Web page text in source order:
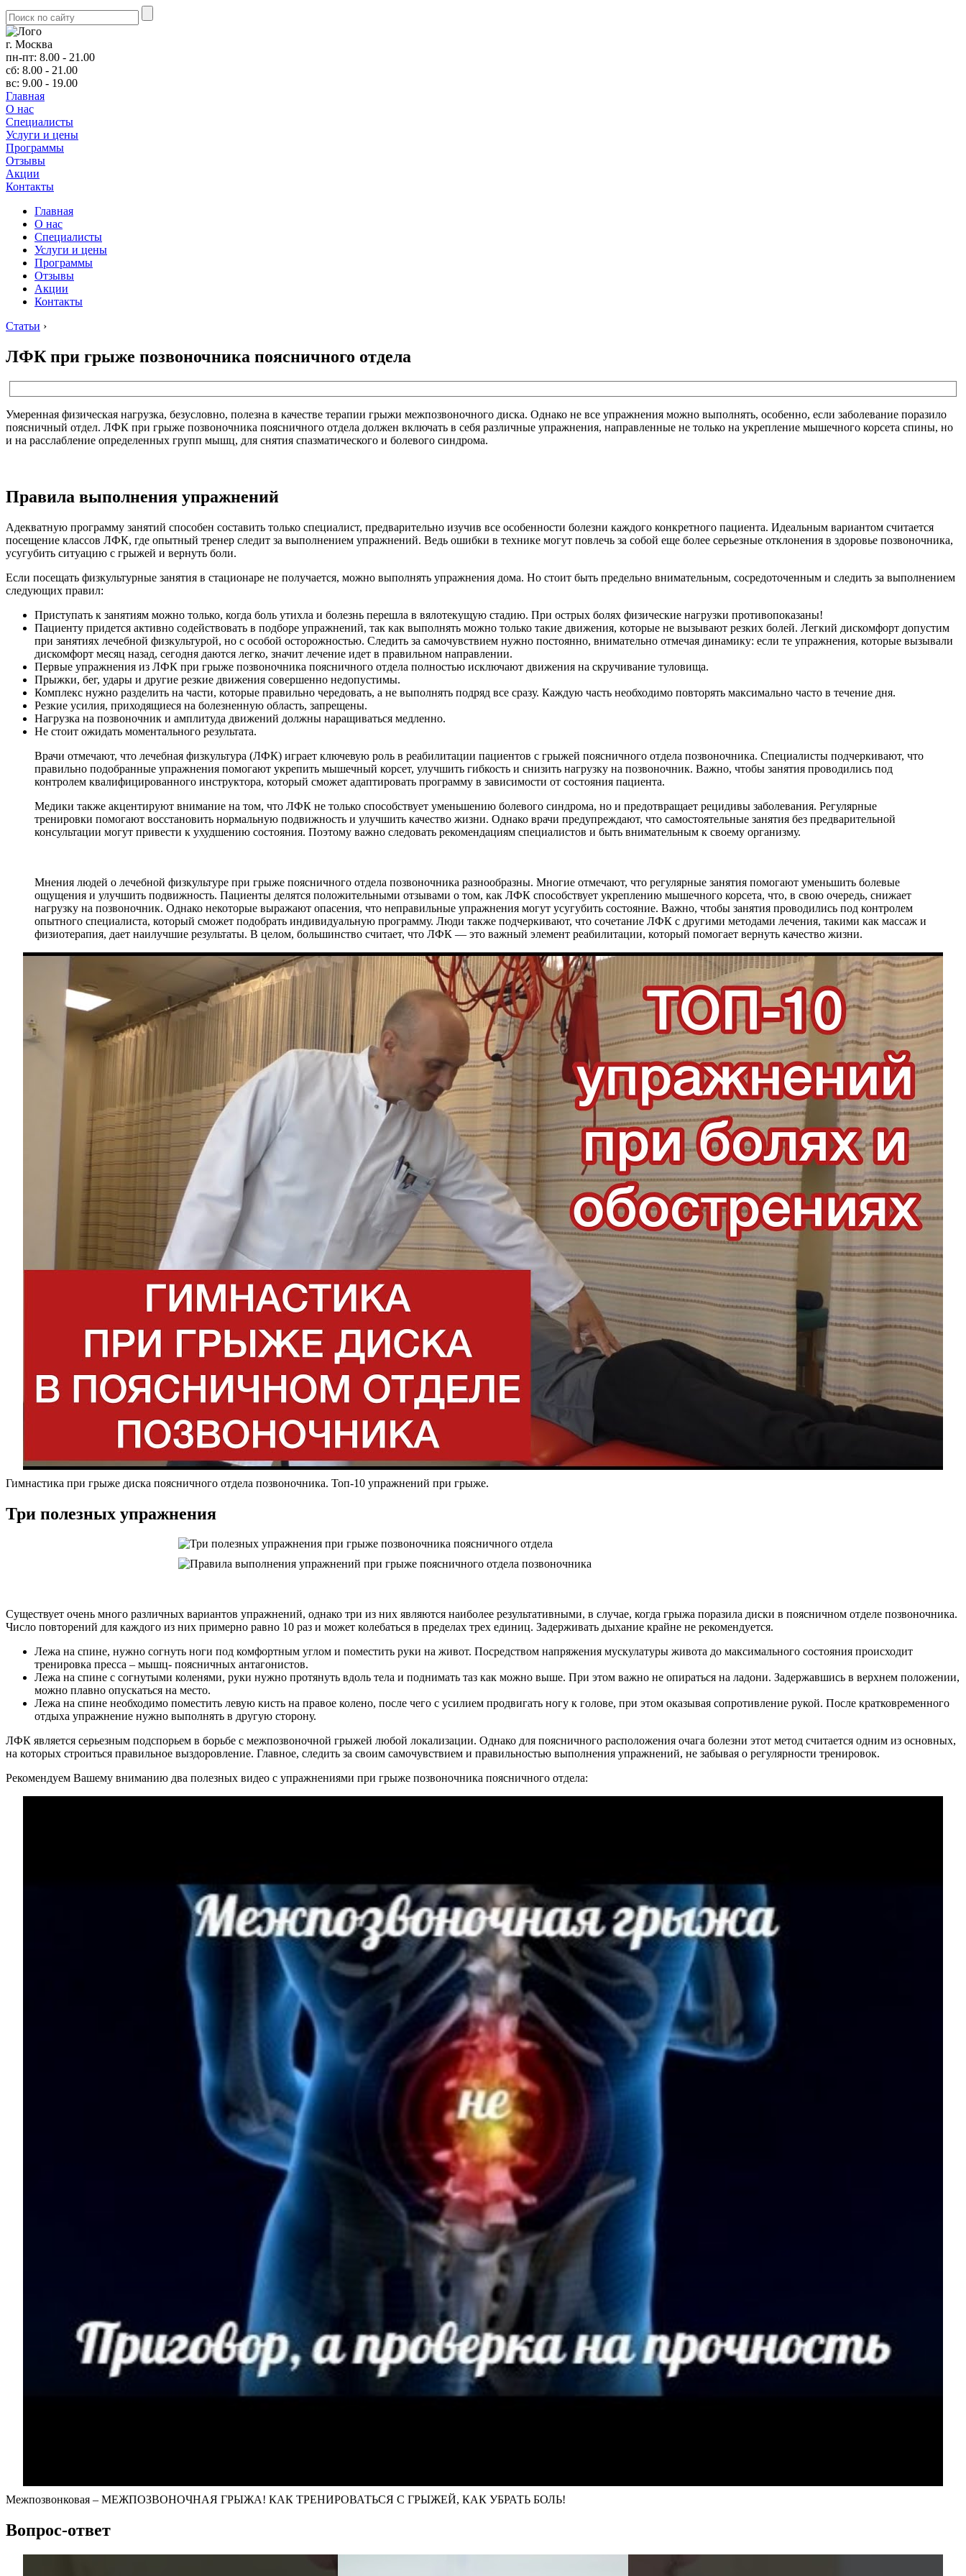
г. Москва
пн-пт: 8.00 - 21.00
сб: 8.00 - 21.00
вс: 9.00 - 19.00
Главная
О нас
Cпециалисты
Услуги и цены
Программы
Отзывы
Акции
Контакты
Главная
О нас
Cпециалисты
Услуги и цены
Программы
Отзывы
Акции
Контакты
Статьи ›
ЛФК при грыже позвоночника поясничного отдела
Умеренная физическая нагрузка, безусловно, полезна в качестве терапии грыжи межпозвоночного диска. Однако не все упражнения можно выполнять, особенно, если заболевание поразило
поясничный отдел. ЛФК при грыже позвоночника поясничного отдела должен включать в себя различные упражнения, направленные не только на укрепление мышечного корсета спины, но
и на расслабление определенных групп мышц, для снятия спазматического и болевого синдрома.
Правила выполнения упражнений
Адекватную программу занятий способен составить только специалист, предварительно изучив все особенности болезни каждого конкретного пациента. Идеальным вариантом считается
посещение классов ЛФК, где опытный тренер следит за выполнением упражнений. Ведь ошибки в технике могут повлечь за собой еще более серьезные отклонения в здоровье позвоночника,
усугубить ситуацию с грыжей и вернуть боли.
Если посещать физкультурные занятия в стационаре не получается, можно выполнять упражнения дома. Но стоит быть предельно внимательным, сосредоточенным и следить за выполнением
следующих правил:
Приступать к занятиям можно только, когда боль утихла и болезнь перешла в вялотекущую стадию. При острых болях физические нагрузки противопоказаны!
Пациенту придется активно содействовать в подборе упражнений, так как выполнять можно только такие движения, которые не вызывают резких болей. Легкий дискомфорт допустим
при занятиях лечебной физкультурой, но с особой осторожностью. Следить за самочувствием нужно постоянно, внимательно отмечая динамику: если те упражнения, которые вызывали
дискомфорт месяц назад, сегодня даются легко, значит лечение идет в правильном направлении.
Первые упражнения из ЛФК при грыже позвоночника поясничного отдела полностью исключают движения на скручивание туловища.
Прыжки, бег, удары и другие резкие движения совершенно недопустимы.
Комплекс нужно разделить на части, которые правильно чередовать, а не выполнять подряд все сразу. Каждую часть необходимо повторять максимально часто в течение дня.
Резкие усилия, приходящиеся на болезненную область, запрещены.
Нагрузка на позвоночник и амплитуда движений должны наращиваться медленно.
Не стоит ожидать моментального результата.
Врачи отмечают, что лечебная физкультура (ЛФК) играет ключевую роль в реабилитации пациентов с грыжей поясничного отдела позвоночника. Специалисты подчеркивают, что
правильно подобранные упражнения помогают укрепить мышечный корсет, улучшить гибкость и снизить нагрузку на позвоночник. Важно, чтобы занятия проводились под
контролем квалифицированного инструктора, который сможет адаптировать программу в зависимости от состояния пациента.
Медики также акцентируют внимание на том, что ЛФК не только способствует уменьшению болевого синдрома, но и предотвращает рецидивы заболевания. Регулярные
тренировки помогают восстановить нормальную подвижность и улучшить качество жизни. Однако врачи предупреждают, что самостоятельные занятия без предварительной
консультации могут привести к ухудшению состояния. Поэтому важно следовать рекомендациям специалистов и быть внимательным к своему организму.
Мнения людей о лечебной физкультуре при грыже поясничного отдела позвоночника разнообразны. Многие отмечают, что регулярные занятия помогают уменьшить болевые
ощущения и улучшить подвижность. Пациенты делятся положительными отзывами о том, как ЛФК способствует укреплению мышечного корсета, что, в свою очередь, снижает
нагрузку на позвоночник. Однако некоторые выражают опасения, что неправильные упражнения могут усугубить состояние. Важно, чтобы занятия проводились под контролем
опытного специалиста, который сможет подобрать индивидуальную программу. Люди также подчеркивают, что сочетание ЛФК с другими методами лечения, такими как массаж и
физиотерапия, дает наилучшие результаты. В целом, большинство считает, что ЛФК — это важный элемент реабилитации, который помогает вернуть качество жизни.
Гимнастика при грыже диска поясничного отдела позвоночника. Топ-10 упражнений при грыже.
Три полезных упражнения
Существует очень много различных вариантов упражнений, однако три из них являются наиболее результативными, в случае, когда грыжа поразила диски в поясничном отделе позвоночника.
Число повторений для каждого из них примерно равно 10 раз и может колебаться в пределах трех единиц. Задерживать дыхание крайне не рекомендуется.
Лежа на спине, нужно согнуть ноги под комфортным углом и поместить руки на живот. Посредством напряжения мускулатуры живота до максимального состояния происходит
тренировка пресса – мышц- поясничных антагонистов.
Лежа на спине с согнутыми коленями, руки нужно протянуть вдоль тела и поднимать таз как можно выше. При этом важно не опираться на ладони. Задержавшись в верхнем положении,
можно плавно опускаться на место.
Лежа на спине необходимо поместить левую кисть на правое колено, после чего с усилием продвигать ногу к голове, при этом оказывая сопротивление рукой. После кратковременного
отдыха упражнение нужно выполнять в другую сторону.
ЛФК является серьезным подспорьем в борьбе с межпозвоночной грыжей любой локализации. Однако для поясничного расположения очага болезни этот метод считается одним из основных,
на которых строиться правильное выздоровление. Главное, следить за своим самочувствием и правильностью выполнения упражнений, не забывая о регулярности тренировок.
Рекомендуем Вашему вниманию два полезных видео с упражнениями при грыже позвоночника поясничного отдела:
Межпозвонковая – МЕЖПОЗВОНОЧНАЯ ГРЫЖА! КАК ТРЕНИРОВАТЬСЯ С ГРЫЖЕЙ, КАК УБРАТЬ БОЛЬ!
Вопрос-ответ